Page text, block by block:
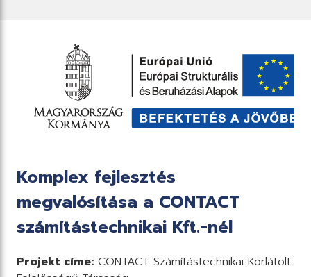
Komplex fejlesztés
megvalósítása a CONTACT
számítástechnikai Kft.-nél
Projekt címe: CONTACT Számítástechnikai Korlátolt